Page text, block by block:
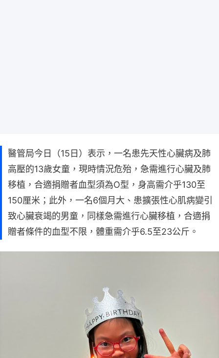
醫管局今日（15日）表示，一名患先天性心臟病及肺
高壓的13歲女童，現時情況危殆，急需進行心臟及肺
移植，合適捐贈者血型須為O型，身高需介乎130至
150厘米；此外，一名6個月大、患擴張性心肌病變引
致心臟衰竭的男童，同樣急需進行心臟移植，合適捐
贈者條件的血型不限，體重需介乎6.5至23公斤。